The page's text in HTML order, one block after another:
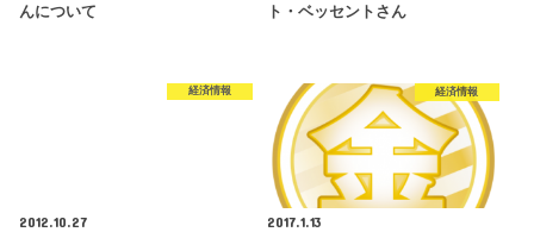
んについて
ト・ベッセントさん
経済情報
2012.10.27
経済情報
2017.1.13